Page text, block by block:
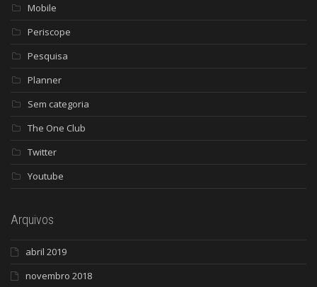
Mobile
Periscope
Pesquisa
Planner
Sem categoria
The One Club
Twitter
Youtube
Arquivos
abril 2019
novembro 2018